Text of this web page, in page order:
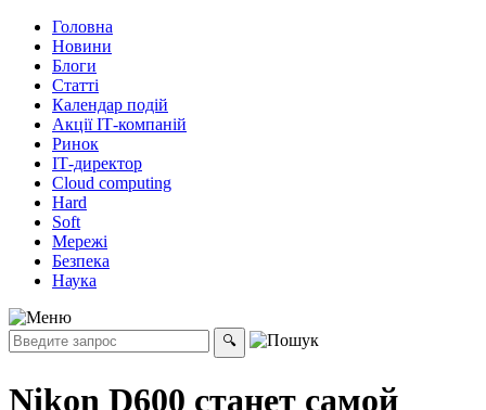
Головна
Новини
Блоги
Статті
Календар подій
Акції ІТ-компаній
Ринок
ІТ-директор
Cloud computing
Hard
Soft
Мережі
Безпека
Наука
Nikon D600 станет самой